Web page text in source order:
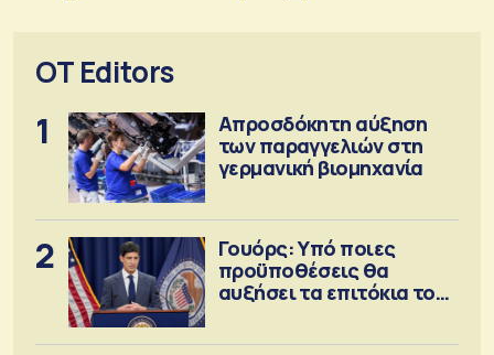
OT Editors
1
Απροσδόκητη αύξηση
των παραγγελιών στη
γερμανική βιομηχανία
2
Γουόρς: Υπό ποιες
προϋποθέσεις θα
αυξήσει τα επιτόκια τον